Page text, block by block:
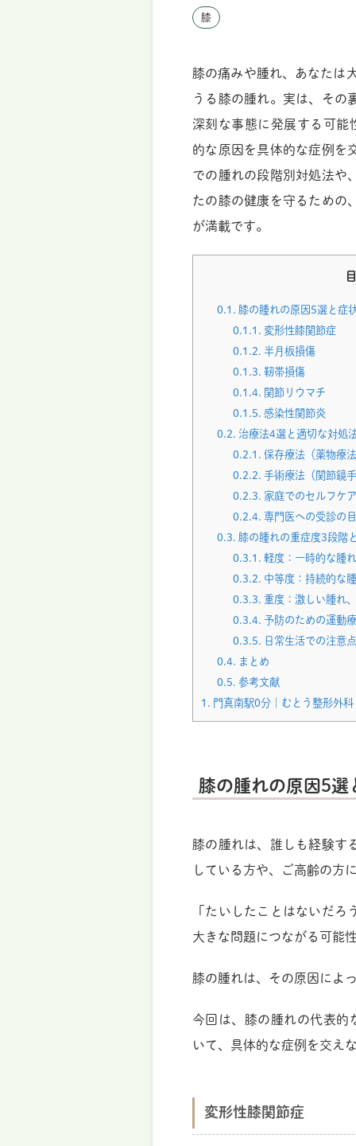
膝
膝の痛みや腫れ、あなたは
うる膝の腫れ。実は、その
深刻な事態に発展する可能
的な原因を具体的な症例を
での腫れの段階別対処法や
たの膝の健康を守るための
が満載です。
0.1. 膝の腫れの原因5選と症
0.1.1. 変形性膝関節症
0.1.2. 半月板損傷
0.1.3. 靭帯損傷
0.1.4. 関節リウマチ
0.1.5. 感染性関節炎
0.2. 治療法4選と適切な対処
0.2.1. 保存療法（薬物療
0.2.2. 手術療法（関節鏡
0.2.3. 家庭でのセルフケ
0.2.4. 専門医への受診の
0.3. 膝の腫れの重症度3段階
0.3.1. 軽度：一時的な腫
0.3.2. 中等度：持続的な
0.3.3. 重度：激しい腫れ
0.3.4. 予防のための運動
0.3.5. 日常生活での注意点
0.4. まとめ
0.5. 参考文献
1. 門真南駅0分｜むとう整形外
膝の腫れの原因5選
膝の腫れは、誰しも経験す
している方や、ご高齢の方
「たいしたことはないだ
大きな問題につながる可能
膝の腫れは、その原因によ
今回は、膝の腫れの代表的
いて、具体的な症例を交え
変形性膝関節症